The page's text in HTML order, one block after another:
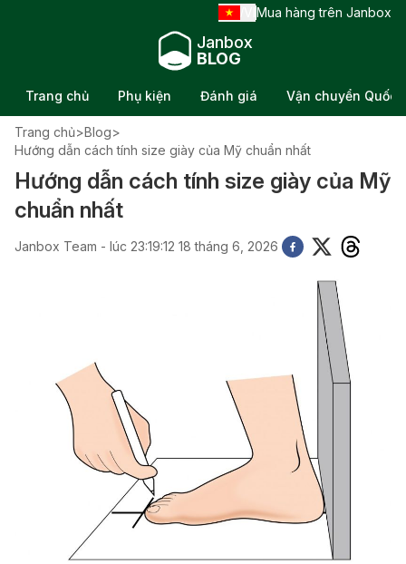
Mua hàng trên Janbox
Janbox
BLOG
Trang chủ Phụ kiện Đánh giá Vận chuyển Quốc
Trang chủ>Blog>
Hướng dẫn cách tính size giày của Mỹ chuẩn nhất
Hướng dẫn cách tính size giày của Mỹ
chuẩn nhất
Janbox Team - lúc 23:19:12 18 tháng 6, 2026